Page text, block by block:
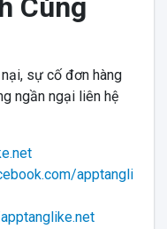
Cùng
sự cố đơn hàng
ngần ngại liên hệ
apptangli